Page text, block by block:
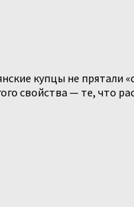
купцы не
свойства — те, что